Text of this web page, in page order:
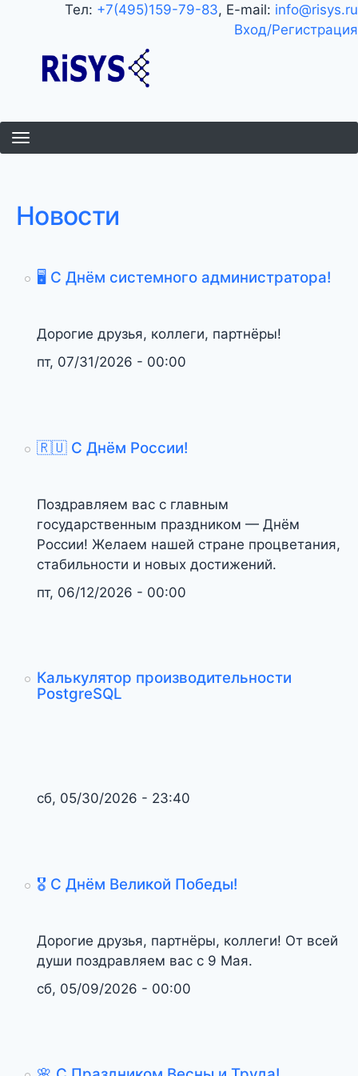
основному
содержанию
Тел: +7(495)159-79-83, E-mail: info@risys.ru
Вход/Регистрация
Новости
🖥️ С Днём системного администратора!
Дорогие друзья, коллеги, партнёры!
пт, 07/31/2026 - 00:00
🇷🇺 С Днём России!
Поздравляем вас с главным
государственным праздником — Днём
России! Желаем нашей стране процветания,
стабильности и новых достижений.
пт, 06/12/2026 - 00:00
Калькулятор производительности
PostgreSQL
сб, 05/30/2026 - 23:40
🎖️ С Днём Великой Победы!
Дорогие друзья, партнёры, коллеги! От всей
души поздравляем вас с 9 Мая.
сб, 05/09/2026 - 00:00